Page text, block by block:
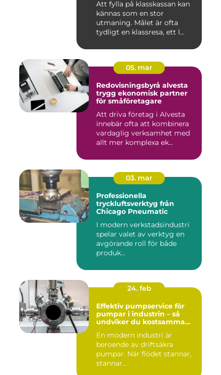
Att fylla på klasskassan kan
kännas som en stor
utmaning. Målet är ofta
tydligt en klassresa, ett l...
05. mar
Redovisningsbyrå alvesta
trygg ekonomisk partner
för småföretagare
Att driva företag i Alvesta
innebär ofta att kombinera
vardaglig verksamhet med
allt mer komplexa ek...
03. mar
Professionella
tryckluftsverktyg från
Chicago Pneumatic
I modern verkstadsindustri
spelar valet av verktyg en
avgörande roll för både
produk...
24. feb
Effektiv pumpservice för
pumpar i industrin – så
undviker du kostsamma
En modern industri är
beroende av driftsäkra
pumpar. När flödet stannar,
stannar...